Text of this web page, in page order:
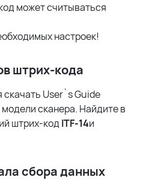
может считываться
настроек!
штрих-кода
скачать User`s Guide
сканера. Найдите в
штрих-код ITF-14и
сбора данных